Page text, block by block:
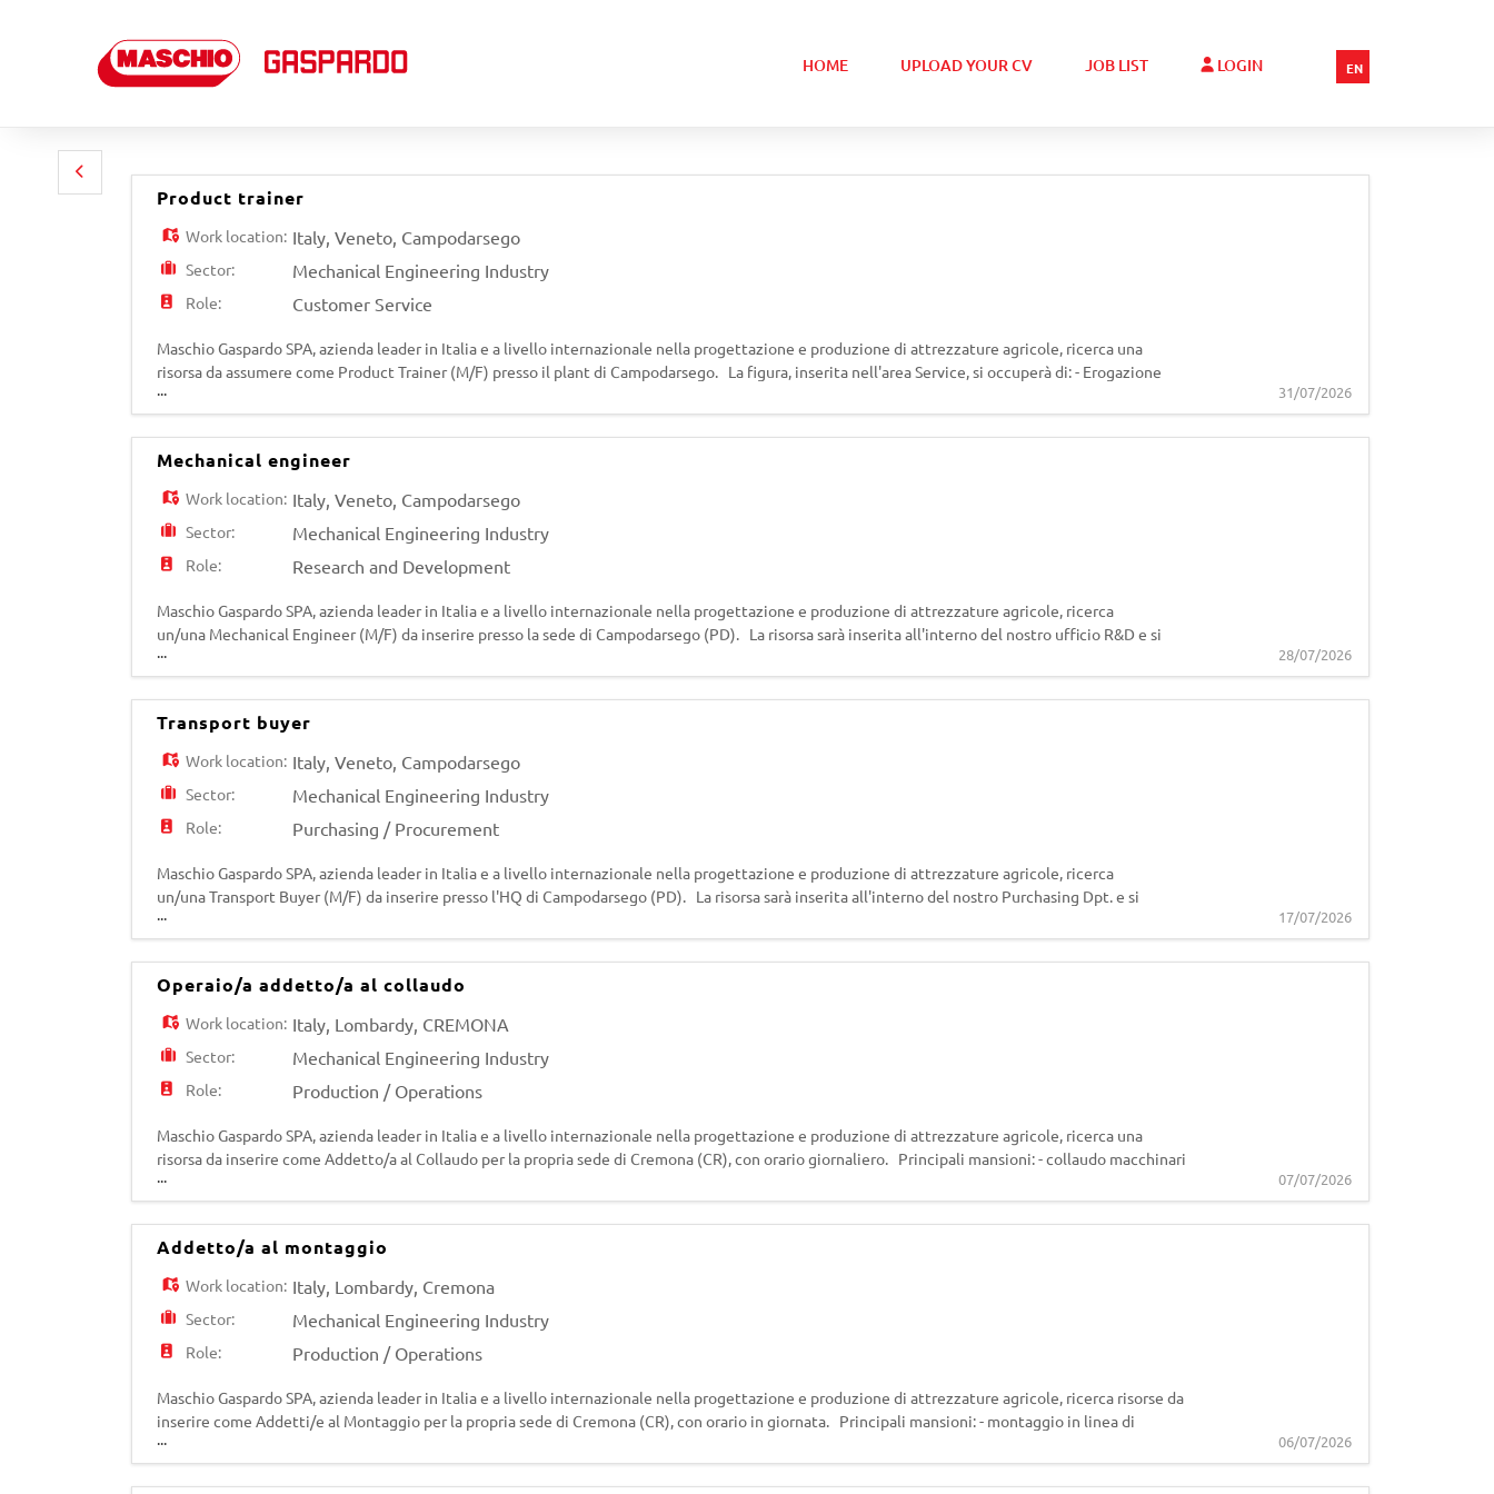
HOME UPLOAD YOUR CV JOB LIST LOGIN EN
Product trainer
Work location: Italy,Veneto, Campodarsego
Sector: Mechanical Engineering Industry
Role: Customer Service
Maschio Gaspardo SPA, azienda leader in Italia e a livello internazionale nella progettazione e produzione di attrezzature agricole, ricerca una
risorsa da assumere come Product Trainer (M/F) presso il plant di Campodarsego. La figura, inserita nell'area Service, si occuperà di: - Erogazione
della formazione sui prodotti Maschio Gaspardo in It
... 31/07/2026
Mechanical engineer
Work location: Italy,Veneto, Campodarsego
Sector: Mechanical Engineering Industry
Role: Research and Development
Maschio Gaspardo SPA, azienda leader in Italia e a livello internazionale nella progettazione e produzione di attrezzature agricole, ricerca
un/una Mechanical Engineer (M/F) da inserire presso la sede di Campodarsego (PD). La risorsa sarà inserita all'interno del nostro ufficio R&D e si
occuperà di: - Progettazione e restyling delle gamme di p
... 28/07/2026
Transport buyer
Work location: Italy,Veneto, Campodarsego
Sector: Mechanical Engineering Industry
Role: Purchasing / Procurement
Maschio Gaspardo SPA, azienda leader in Italia e a livello internazionale nella progettazione e produzione di attrezzature agricole, ricerca
un/una Transport Buyer (M/F) da inserire presso l'HQ di Campodarsego (PD). La risorsa sarà inserita all'interno del nostro Purchasing Dpt. e si
occuperà di: - Gestione acquisti in ambito trasporti (strada
... 17/07/2026
Operaio/a addetto/a al collaudo
Work location: Italy, Lombardy, CREMONA
Sector: Mechanical Engineering Industry
Role: Production / Operations
Maschio Gaspardo SPA, azienda leader in Italia e a livello internazionale nella progettazione e produzione di attrezzature agricole, ricerca una
risorsa da inserire come Addetto/a al Collaudo per la propria sede di Cremona (CR), con orario giornaliero. Principali mansioni: - collaudo macchinari
visivo e strumentale - controllo qualità finale
... 07/07/2026
Addetto/a al montaggio
Work location: Italy, Lombardy, Cremona
Sector: Mechanical Engineering Industry
Role: Production / Operations
Maschio Gaspardo SPA, azienda leader in Italia e a livello internazionale nella progettazione e produzione di attrezzature agricole, ricerca risorse da
inserire come Addetti/e al Montaggio per la propria sede di Cremona (CR), con orario in giornata. Principali mansioni: - montaggio in linea di
macchinari agricoli utilizzando strumenti da banco
... 06/07/2026